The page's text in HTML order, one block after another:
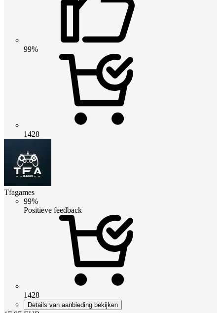
99%
1428
Tfagames
99%
Positieve feedback
1428
Details van aanbieding bekijken